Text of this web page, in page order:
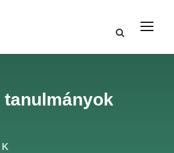
tanulmányok